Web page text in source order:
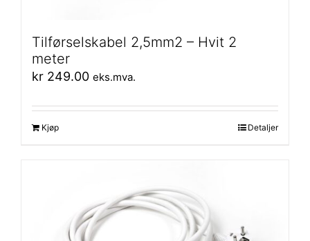
Tilførselskabel 2,5mm2 – Hvit 2
meter
kr 249.00 eks.mva.
Kjøp Detaljer